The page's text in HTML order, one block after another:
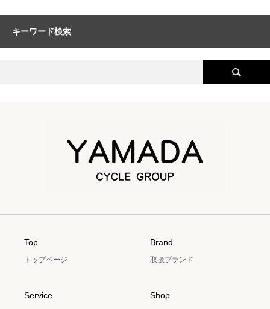
キーワード検索
Top
トップページ
Brand
取扱ブランド
Service Shop